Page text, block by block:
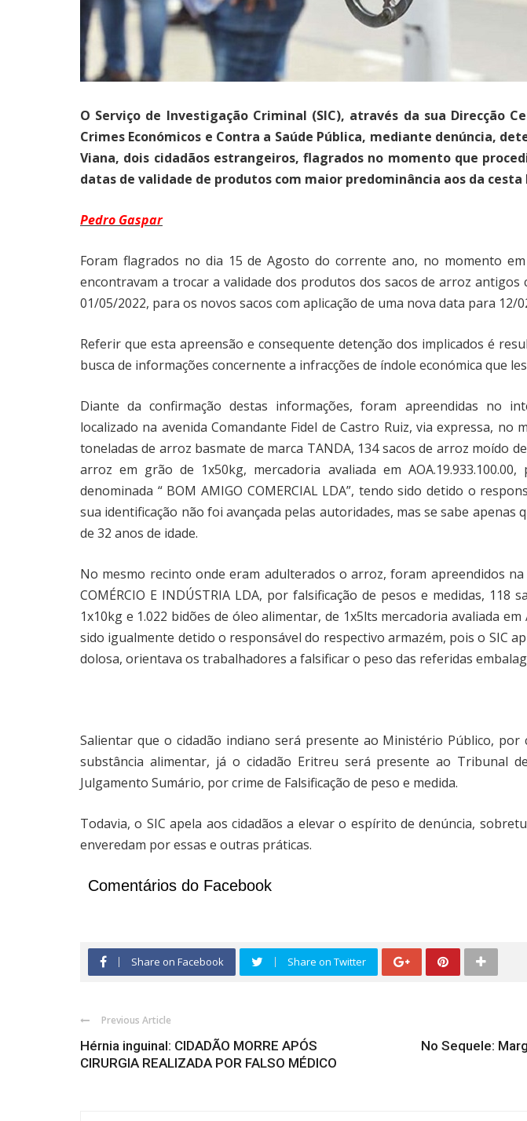
O Serviço de Investigação Criminal (SIC), através da sua Direcção
Crimes Económicos e Contra a Saúde Pública, mediante denúncia,
Viana, dois cidadãos estrangeiros, flagrados no momento que
datas de validade de produtos com maior predominância aos da cesta
Pedro Gaspar
Foram flagrados no dia 15 de Agosto do corrente ano, no momento
encontravam a trocar a validade dos produtos dos sacos de arroz antigos
01/05/2022, para os novos sacos com aplicação de uma nova data para 12/
Referir que esta apreensão e consequente detenção dos implicados é
busca de informações concernente a infracções de índole económica que
Diante da confirmação destas informações, foram apreendidas no
localizado na avenida Comandante Fidel de Castro Ruiz, via expressa, no
toneladas de arroz basmate de marca TANDA, 134 sacos de arroz moído
arroz em grão de 1x50kg, mercadoria avaliada em
denominada “ BOM AMIGO COMERCIAL LDA”, tendo sido detido o
sua identificação não foi avançada pelas autoridades, mas se sabe apenas
de 32 anos de idade.
No mesmo recinto onde eram adulterados o arroz, foram apreendidos na
COMÉRCIO E INDÚSTRIA LDA, por falsificação de pesos e medidas, 118
1x10kg e 1.022 bidões de óleo alimentar, de 1x5lts mercadoria avaliada em
sido igualmente detido o responsável do respectivo armazém, pois o SIC
dolosa, orientava os trabalhadores a falsificar o peso das referidas
Salientar que o cidadão indiano será presente ao Ministério Público, por
substância alimentar, já o cidadão Eritreu será presente ao Tribunal
Julgamento Sumário, por crime de Falsificação de peso e medida.
Todavia, o SIC apela aos cidadãos a elevar o espírito de denúncia,
enveredam por essas e outras práticas.
Comentários do Facebook
Share on Facebook Share on Twitter
Previous Article
Hérnia inguinal: CIDADÃO MORRE APÓS
CIRURGIA REALIZADA POR FALSO MÉDICO
No Sequele: